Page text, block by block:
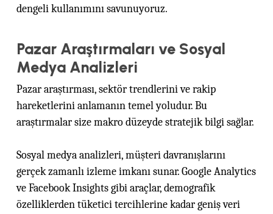
dengeli kullanımını savunuyoruz.
Pazar Araştırmaları ve Sosyal
Medya Analizleri
Pazar araştırması, sektör trendlerini ve rakip
hareketlerini anlamanın temel yoludur. Bu
araştırmalar size makro düzeyde stratejik bilgi sağlar.
Sosyal medya analizleri, müşteri davranışlarını
gerçek zamanlı izleme imkanı sunar. Google Analytics
ve Facebook Insights gibi araçlar, demografik
özelliklerden tüketici tercihlerine kadar geniş veri